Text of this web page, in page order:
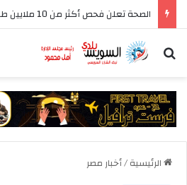
بحث عن
الرئيسية/أخبار مصر